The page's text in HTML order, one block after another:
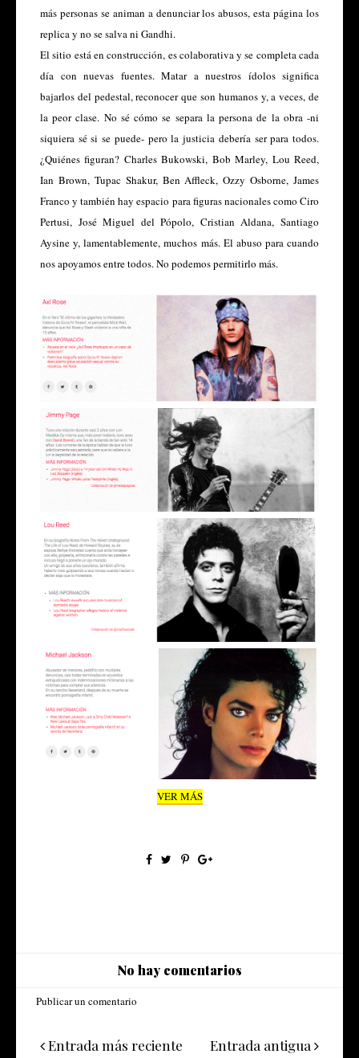
más personas se animan a denunciar los abusos, esta página los
replica y no se salva ni Gandhi.
El sitio está en construcción, es colaborativa y se completa cada
día con nuevas fuentes. Matar a nuestros ídolos significa
bajarlos del pedestal, reconocer que son humanos y, a veces, de
la peor clase. No sé cómo se separa la persona de la obra -ni
siquiera sé si se puede- pero la justicia debería ser para todos.
¿Quiénes figuran? Charles Bukowski, Bob Marley, Lou Reed,
Ian Brown, Tupac Shakur, Ben Affleck, Ozzy Osborne, James
Franco y también hay espacio para figuras nacionales como Ciro
Pertusi, José Miguel del Pópolo, Cristian Aldana, Santiago
Aysine y, lamentablemente, muchos más. El abuso para cuando
nos apoyamos entre todos. No podemos permitirlo más.
VER MÁS
No hay comentarios
Publicar un comentario
Entrada más reciente Entrada antigua